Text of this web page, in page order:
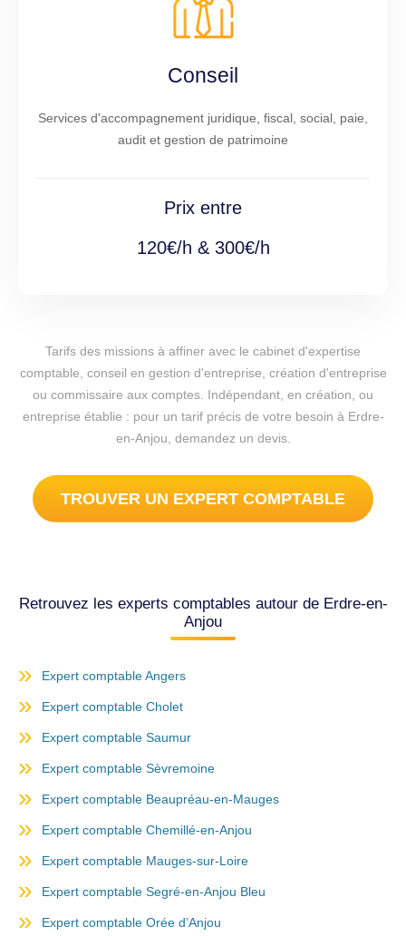
Conseil
Services d'accompagnement juridique, fiscal, social, paie,
audit et gestion de patrimoine
Prix entre
120€/h & 300€/h
Tarifs des missions à affiner avec le cabinet d'expertise
comptable, conseil en gestion d'entreprise, création d'entreprise
ou commissaire aux comptes. Indépendant, en création, ou
entreprise établie : pour un tarif précis de votre besoin à Erdre-
en-Anjou, demandez un devis.
TROUVER UN EXPERT COMPTABLE
Retrouvez les experts comptables autour de Erdre-en-
Anjou
Expert comptable Angers
Expert comptable Cholet
Expert comptable Saumur
Expert comptable Sèvremoine
Expert comptable Beaupréau-en-Mauges
Expert comptable Chemillé-en-Anjou
Expert comptable Mauges-sur-Loire
Expert comptable Segré-en-Anjou Bleu
Expert comptable Orée d’Anjou